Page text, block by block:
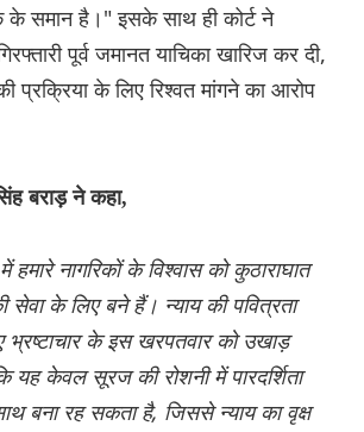
के समान है।" इसके साथ ही कोर्ट ने
पूर्व जमानत याचिका खारिज कर दी,
प्रक्रिया के लिए रिश्वत मांगने का आरोप
बराड़ ने कहा,
नागरिकों के विश्वास को कुठाराघात
सेवा के लिए बने हैं। न्याय की पवित्रता
के इस खरपतवार को उखाड़
यह केवल सूरज की रोशनी में पारदर्शिता
बना रह सकता है, जिससे न्याय का वृक्ष